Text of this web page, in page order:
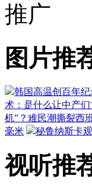
推广
图片推
韩国高温创百年
术：是什么让中产们
机”？难民潮撕裂西
毫米
秘鲁纳斯卡
视听推